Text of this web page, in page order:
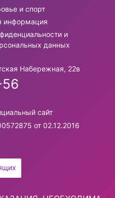
и спорт
информация
и
данных
Набережная, 22в
сайт
от 02.12.2016